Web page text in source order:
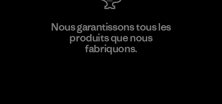
MAS Active (Pvt) Ltd. - Asialine
Nous garantissons tous les
produits que nous
fabriquons.